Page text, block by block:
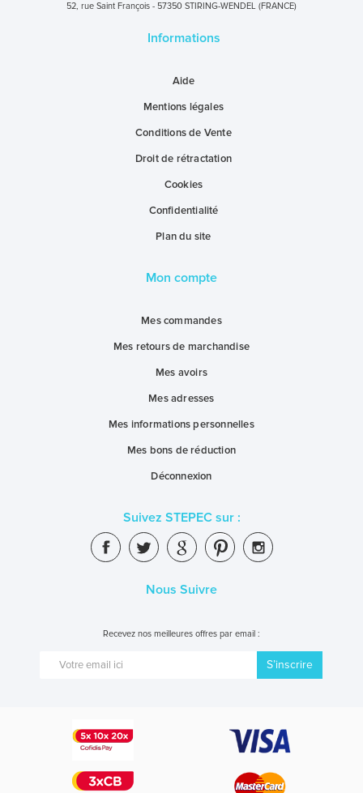
52, rue Saint François - 57350 STIRING-WENDEL (FRANCE)
Informations
Aide
Mentions légales
Conditions de Vente
Droit de rétractation
Cookies
Confidentialité
Plan du site
Mon compte
Mes commandes
Mes retours de marchandise
Mes avoirs
Mes adresses
Mes informations personnelles
Mes bons de réduction
Déconnexion
Suivez STEPEC sur :
Nous Suivre
Recevez nos meilleures offres par email :
S’inscrire